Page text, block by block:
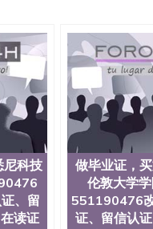
制作纽约州立大学
尼科技
、留
读证
做毕业证，
伦敦大学
551190476
证、留信认证